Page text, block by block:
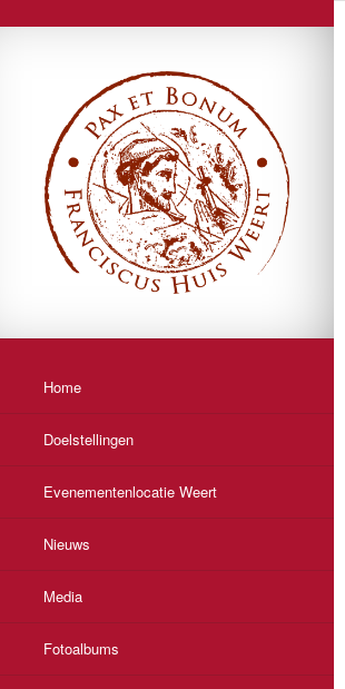
Home
Doelstellingen
Evenementenlocatie Weert
Nieuws
Media
Fotoalbums